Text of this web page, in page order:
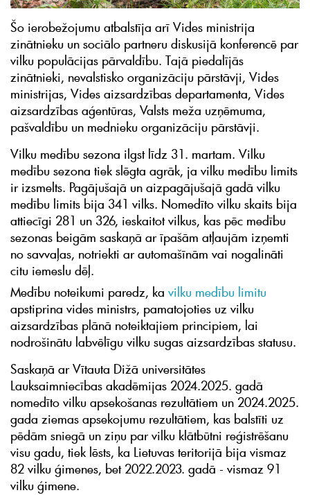
Šo ierobežojumu atbalstīja arī Vides ministrija
zinātnieku un sociālo partneru diskusijā konferencē par
vilku populācijas pārvaldību. Tajā piedalījās
zinātnieki, nevalstisko organizāciju pārstāvji, Vides
ministrijas, Vides aizsardzības departamenta, Vides
aizsardzības aģentūras, Valsts meža uzņēmuma,
pašvaldību un mednieku organizāciju pārstāvji.
Vilku medību sezona ilgst līdz 31. martam. Vilku
medību sezona tiek slēgta agrāk, ja vilku medību limits
ir izsmelts. Pagājušajā un aizpagājušajā gadā vilku
medību limits bija 341 vilks. Nomedīto vilku skaits bija
attiecīgi 281 un 326, ieskaitot vilkus, kas pēc medību
sezonas beigām saskaņā ar īpašām atļaujām izņemti
no savvaļas, notriekti ar automašīnām vai nogalināti
citu iemeslu dēļ.
Medību noteikumi paredz, ka vilku medību limitu
apstiprina vides ministrs, pamatojoties uz vilku
aizsardzības plānā noteiktajiem principiem, lai
nodrošinātu labvēlīgu vilku sugas aizsardzības statusu.
Saskaņā ar Vītauta Dižā universitātes
Lauksaimniecības akadēmijas 2024.2025. gadā
nomedīto vilku apsekošanas rezultātiem un 2024.2025.
gada ziemas apsekojumu rezultātiem, kas balstīti uz
pēdām sniegā un ziņu par vilku klātbūtni reģistrēšanu
visu gadu, tiek lēsts, ka Lietuvas teritorijā bija vismaz
82 vilku ģimenes, bet 2022.2023. gadā - vismaz 91
vilku ģimene.